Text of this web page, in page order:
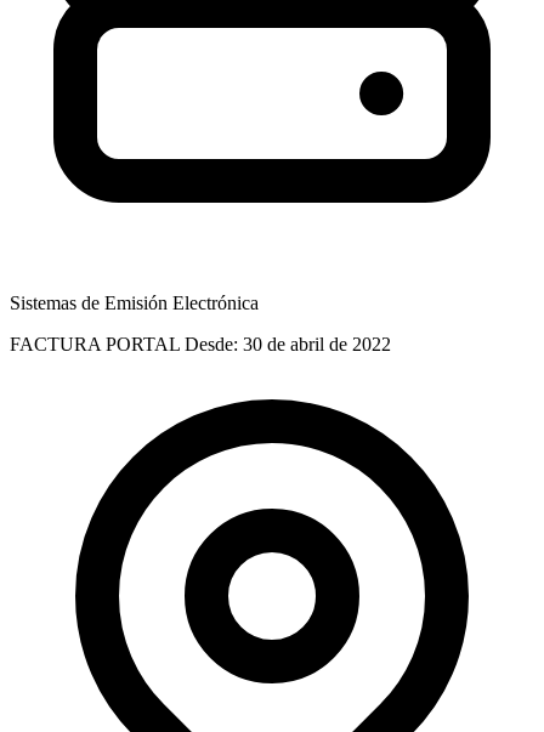
Sistemas de Emisión Electrónica
FACTURA PORTAL Desde: 30 de abril de 2022